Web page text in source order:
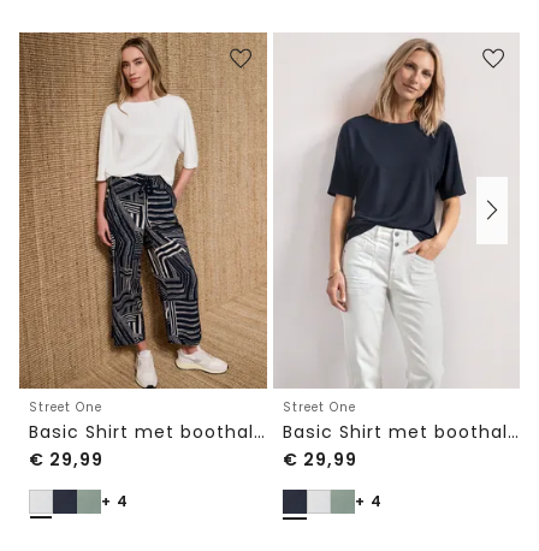
Street One
Basic Shirt met boothals en elastische zoom
€ 29,99
+ 4
Street One
Basic Shirt met boothals en elastische zoom
€ 29,99
+ 4